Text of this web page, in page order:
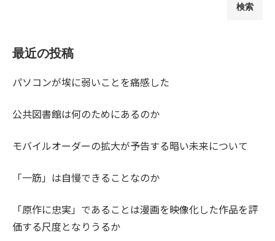
検索
最近の投稿
パソコンが埃に弱いことを痛感した
公共図書館は何のためにあるのか
モバイルオーダーの拡大が予告する暗い未来について
「一筋」は自慢できることなのか
「原作に忠実」であることは漫画を映像化した作品を評
価する尺度となりうるか